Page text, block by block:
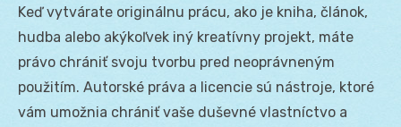
Keď vytvárate originálnu prácu, ako je kniha, článok,
hudba alebo akýkoľvek iný kreatívny projekt, máte
právo chrániť svoju tvorbu pred neoprávneným
použitím. Autorské práva a licencie sú nástroje, ktoré
vám umožnia chrániť vaše duševné vlastníctvo a